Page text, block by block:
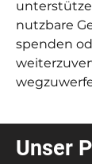
nutzbare
spenden
Unser